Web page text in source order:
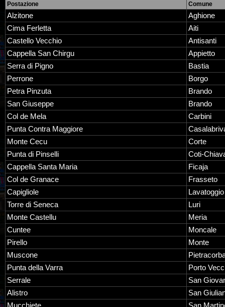
Postazione Comune
Alzitone
Aghione
Cima Ferletta
Aiti
Castello Vecchio
Antisanti
Cappella San Chirgu
Appietto
Serra di Pigno
Bastia
Perrone
Borgo
Petra Pinzuta
Brando
San Giuseppe
Brando
Col de Mela
Carbini
Punta Contra Maggiore
Monte Cecu
Corte
Punta di Pinselli
Coti-
Cappella Santa Maria
Ficaja
Col de Granace
Frasseto
Capigliole
Lavatoggio
Torre di Seneca
Luri
Monte Castellu
Meria
Cuntee
Moncale
Pirello
Monte
Muscone
Punta della Varra
Porto
Serrale
San
Alistro
San